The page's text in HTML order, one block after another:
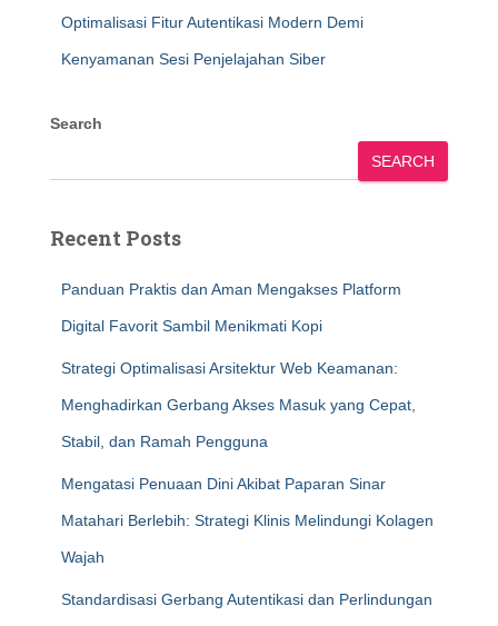
Optimalisasi Fitur Autentikasi Modern Demi
Kenyamanan Sesi Penjelajahan Siber
Search
SEARCH
Recent Posts
Panduan Praktis dan Aman Mengakses Platform
Digital Favorit Sambil Menikmati Kopi
Strategi Optimalisasi Arsitektur Web Keamanan:
Menghadirkan Gerbang Akses Masuk yang Cepat,
Stabil, dan Ramah Pengguna
Mengatasi Penuaan Dini Akibat Paparan Sinar
Matahari Berlebih: Strategi Klinis Melindungi Kolagen
Wajah
Standardisasi Gerbang Autentikasi dan Perlindungan